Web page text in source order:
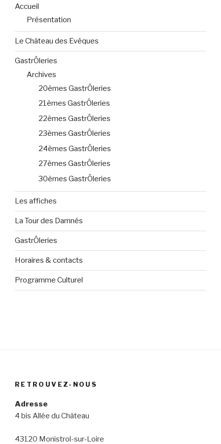
Accueil
Présentation
Le Château des Evêques
GastrÔleries
Archives
20èmes GastrÔleries
21èmes GastrÔleries
22èmes GastrÔleries
23èmes GastrÔleries
24èmes GastrÔleries
27èmes GastrÔleries
30èmes GastrÔleries
Les affiches
La Tour des Damnés
GastrÔleries
Horaires & contacts
Programme Culturel
RETROUVEZ-NOUS
Adresse
4 bis Allée du Château
43120 Monistrol-sur-Loire